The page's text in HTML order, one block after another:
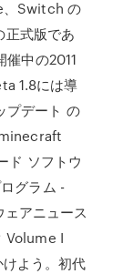
、Switch の
式版であ
中の2011
1.8には導
プデート の
ド ソフトウ
グラム -
アニュース
Volume I
よう。初代